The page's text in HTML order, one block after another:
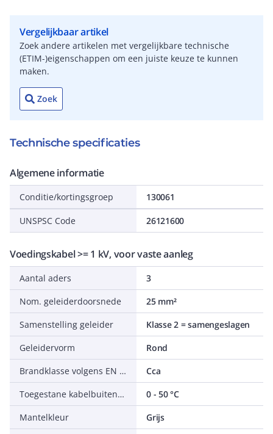
Vergelijkbaar artikel
Zoek andere artikelen met vergelijkbare technische
(ETIM-)eigenschappen om een juiste keuze te kunnen
maken.
Zoek
Technische specificaties
Algemene informatie
Conditie/kortingsgroep 130061
UNSPSC Code 26121600
Voedingskabel >= 1 kV, voor vaste aanleg
Aantal aders
3
Nom. geleiderdoorsnede
25 mm²
Samenstelling geleider
Klasse 2 = samengeslagen
Geleidervorm
Rond
Brandklasse volgens EN 13501-6: klasse
Cca
Toegestane kabelbuitentemperatuur tijdens montage/handeling
0 - 50 °C
Mantelkleur
Grijs